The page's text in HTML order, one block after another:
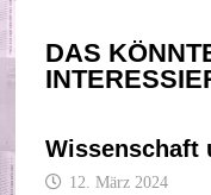
DAS
Wissenschaft
12. März 2024